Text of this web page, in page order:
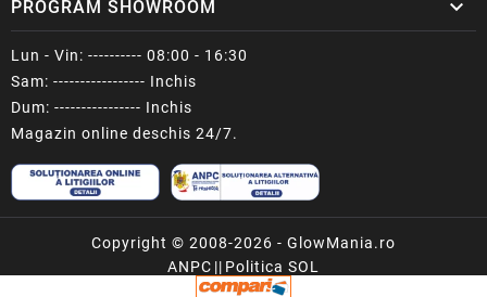
PROGRAM SHOWROOM 
Lun - Vin: ---------- 08:00 - 16:30
Sam: ----------------- Inchis
Dum: ---------------- Inchis
Magazin online deschis 24/7.
Copyright © 2008-2026 - GlowMania.ro
ANPC || Politica SOL